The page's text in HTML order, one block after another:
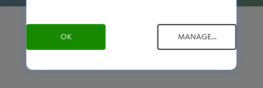
OK MANAGE...